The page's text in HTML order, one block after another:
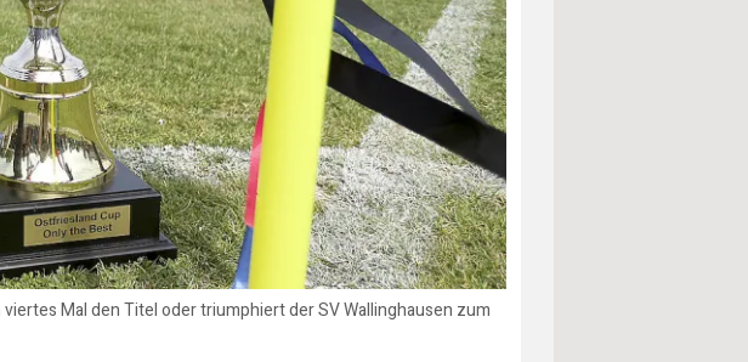
Mal den Titel oder triumphiert der SV Wallinghausen zum